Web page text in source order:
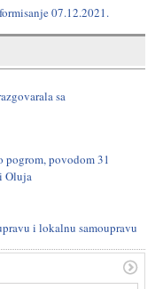
07.12.2021.
sa
pogrom, povodom 31
Oluja
i lokalnu samoupravu